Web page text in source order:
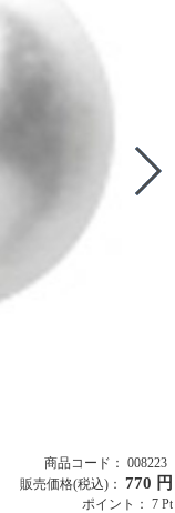
商品コード： 008223
販売価格(税込)： 770 円
ポイント： 7 Pt